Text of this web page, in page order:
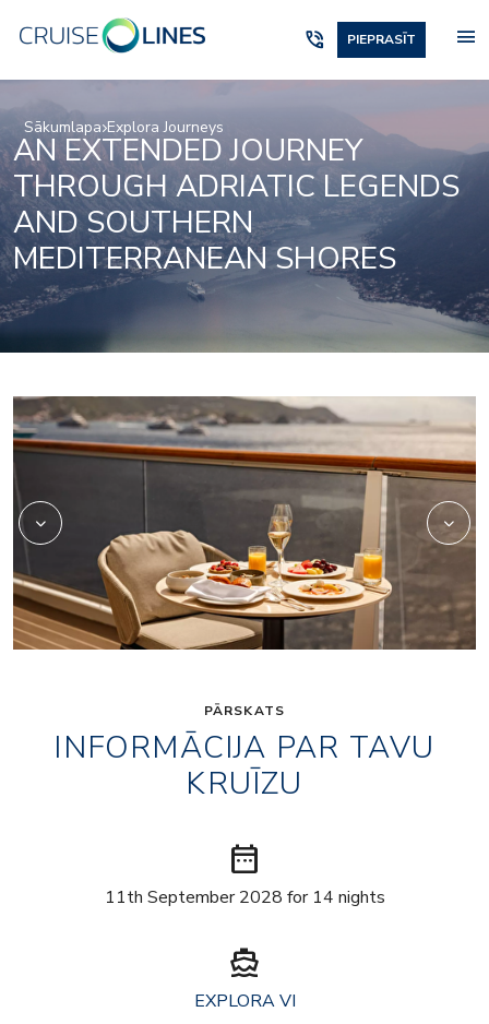
phone_in_talk PIEPRASĪT menu
Sākumlapa Explora Journeys
AN EXTENDED JOURNEY
THROUGH ADRIATIC LEGENDS
AND SOUTHERN
MEDITERRANEAN SHORES
Anthology-food
PĀRSKATS
INFORMĀCIJA PAR TAVU
KRUĪZU
date_range
11th September 2028 for 14 nights
directions_boat
EXPLORA VI